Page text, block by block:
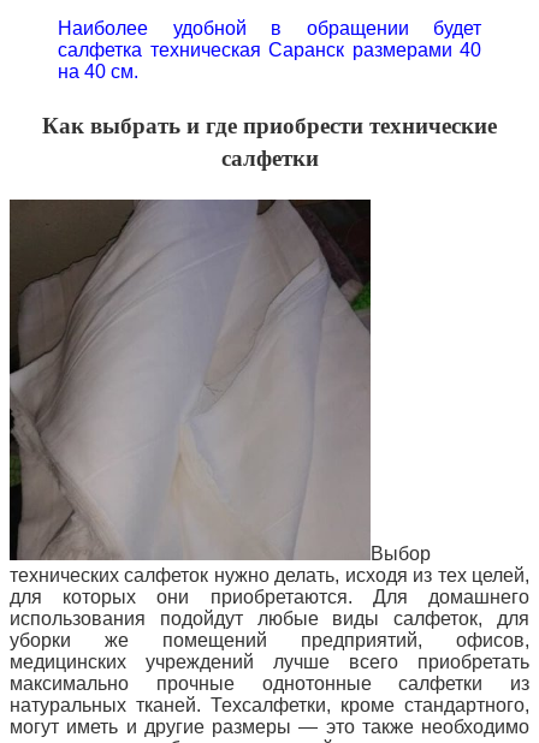
Наиболее удобной в обращении будет
салфетка техническая Саранск размерами 40
на 40 см.
Как выбрать и где приобрести технические
салфетки
Выбор
технических салфеток нужно делать, исходя из тех целей,
для которых они приобретаются. Для домашнего
использования подойдут любые виды салфеток, для
уборки же помещений предприятий, офисов,
медицинских учреждений лучше всего приобретать
максимально прочные однотонные салфетки из
натуральных тканей. Техсалфетки, кроме стандартного,
могут иметь и другие размеры — это также необходимо